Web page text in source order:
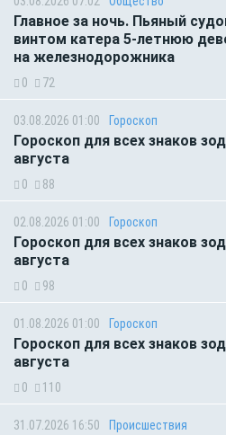
Главное за ночь. Пьяный
винтом катера 5-летнюю
на железнодорожника
0 72
03.08.2026 01:00 Гороскоп
Гороскоп для всех знаков
августа
0 88
02.08.2026 01:00 Гороскоп
Гороскоп для всех знаков
августа
0 98
01.08.2026 01:00 Гороскоп
Гороскоп для всех знаков
августа
0 110
31.07.2026 16:50 Происшествия